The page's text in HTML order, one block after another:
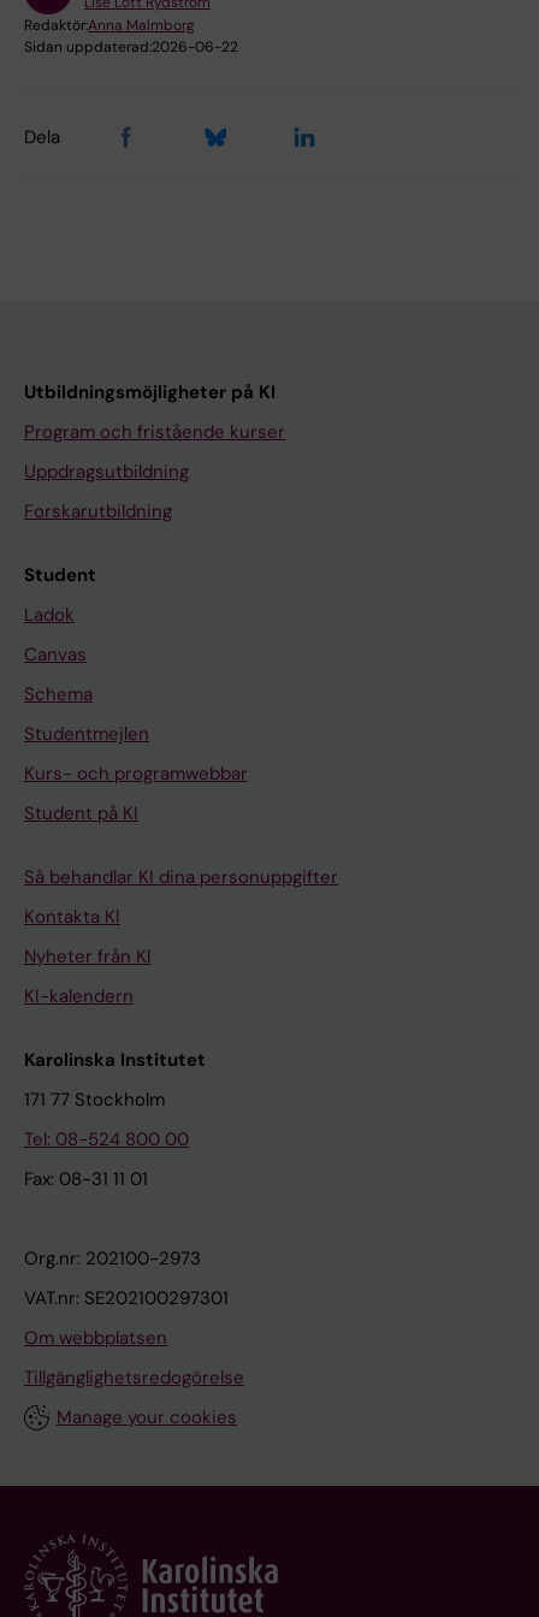
Redaktör:Anna Malmborg
Sidan uppdaterad:2026-06-22
Dela
Utbildningsmöjligheter på KI
Program och fristående kurser
Uppdragsutbildning
Forskarutbildning
Student
Ladok
Canvas
Schema
Studentmejlen
Kurs- och programwebbar
Student på KI
Så behandlar KI dina personuppgifter
Kontakta KI
Nyheter från KI
KI-kalendern
Karolinska Institutet
171 77 Stockholm
Tel: 08-524 800 00
Fax: 08-31 11 01
Org.nr: 202100-2973
VAT.nr: SE202100297301
Om webbplatsen
Tillgänglighetsredogörelse
Manage your cookies